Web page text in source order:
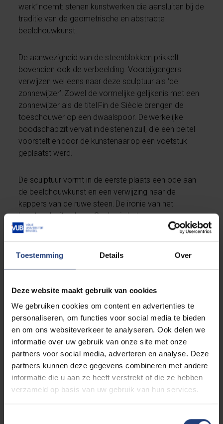
Toestemming Details Over
Deze website maakt gebruik van cookies
We gebruiken cookies om content en advertenties te
personaliseren, om functies voor social media te bieden
en om ons websiteverkeer te analyseren. Ook delen we
informatie over uw gebruik van onze site met onze
partners voor social media, adverteren en analyse. Deze
partners kunnen deze gegevens combineren met andere
informatie die u aan ze heeft verstrekt of die ze hebben
verzameld op basis van uw gebruik van hun services.
werk” noemt: stenen kunstwerken die aansluiten bij de
traditie van de geometrische en abstracte
beeldhouwkunst.
De aanwezigheid van de steenblokken prikkelt
bovendien ook de verbeelding. Voorbijgangers
verwijzen wel eens naar deze sculptuur als ‘de
zonnewijzer’. Zowel de vormelijke gelijkenis met een
zonnewijzer als de titel Fin de Siècle brengen de
toeschouwer op een dwaalspoor. De werkelijke
boodschap zit vervat in de stenen zuil, die een beitel
voorstelt en door de kunstenaar op een voetstuk
geplaatst werd.
De sculptuur vormt in de eerste plaats een ode aan
de beeldhouwkunst en een verwijzing naar de
kappers van de ruwe steen. De ironie van het
kunstwerk zit volgens Soubry in het
materiaalgebruik: de steenbeitel die normaal bestaat
uit metaal, is hier voorgesteld in steen, het materiaal
dat hij eigenlijk dient te bewerken. De stenen beitel die
de ruwe steen. De steenscherven die rond de zuil
object.
Fin de Siècle ontstond in de periode tussen 1996 en
2000. Na afwerking werd de sculptuur datzelfde jaar
nog op de VUB Main Campus geplaatst.
De plechtige onthulling ervan vond plaats tijdens de
viering van het dertigjarige bestaan van de Vrije
bezinningsplek maken, waar mensen tot zichzelf of